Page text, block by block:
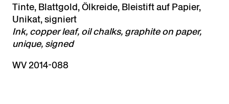
Tinte, Blattgold, Ölkreide, Bleistift auf Papier,
Unikat, signiert
Ink, copper leaf, oil chalks, graphite on paper,
unique, signed
WV 2014-088